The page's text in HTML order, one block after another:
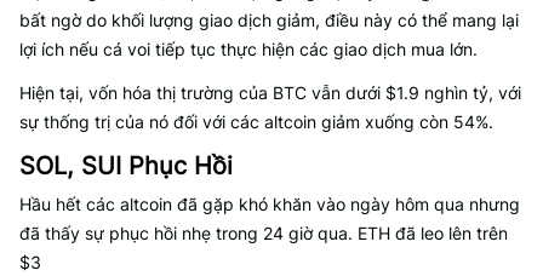
bất ngờ do khối lượng giao dịch giảm, điều này có thể mang lại
lợi ích nếu cá voi tiếp tục thực hiện các giao dịch mua lớn.
Hiện tại, vốn hóa thị trường của BTC vẫn dưới $1.9 nghìn tỷ, với
sự thống trị của nó đối với các altcoin giảm xuống còn 54%.
SOL, SUI Phục Hồi
Hầu hết các altcoin đã gặp khó khăn vào ngày hôm qua nhưng
đã thấy sự phục hồi nhẹ trong 24 giờ qua. ETH đã leo lên trên
$3